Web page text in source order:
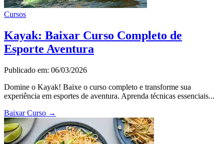
Cursos
Kayak: Baixar Curso Completo de
Esporte Aventura
Publicado em: 06/03/2026
Domine o Kayak! Baixe o curso completo e transforme sua
experiência em esportes de aventura. Aprenda técnicas essenciais...
Baixar Curso →